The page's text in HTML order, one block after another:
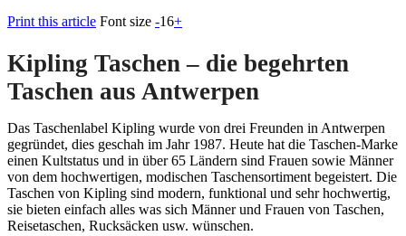
Print this article Font size -16+
Kipling Taschen – die begehrten
Taschen aus Antwerpen
Das Taschenlabel Kipling wurde von drei Freunden in Antwerpen
gegründet, dies geschah im Jahr 1987. Heute hat die Taschen-Marke
einen Kultstatus und in über 65 Ländern sind Frauen sowie Männer
von dem hochwertigen, modischen Taschensortiment begeistert. Die
Taschen von Kipling sind modern, funktional und sehr hochwertig,
sie bieten einfach alles was sich Männer und Frauen von Taschen,
Reisetaschen, Rucksäcken usw. wünschen.